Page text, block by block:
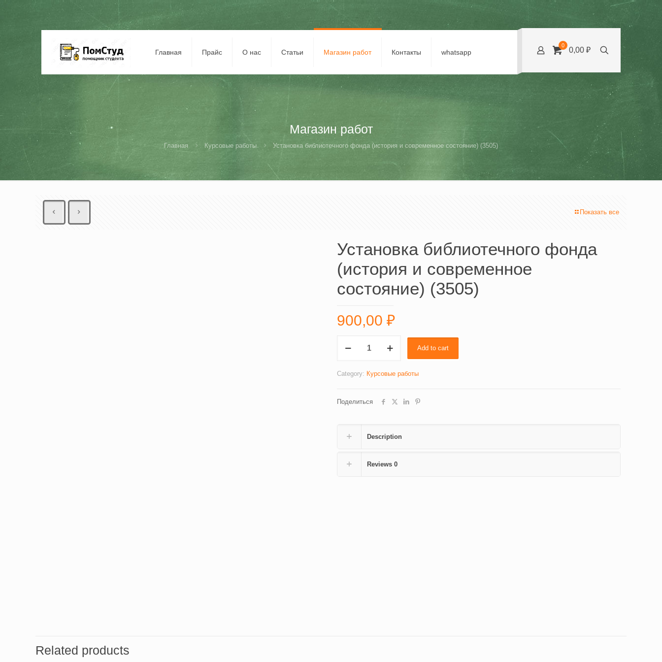
Главная Прайс О нас Статьи Магазин работ Контакты whatsapp
0
0,00 ₽
Магазин работ
Главная Курсовые работы Установка библиотечного фонда (история и современное состояние) (3505)
Показать все
Установка библиотечного фонда
(история и современное
состояние) (3505)
900,00 ₽
библиотечного
(история
состояние)
Add to cart
Category: Курсовые работы
Поделиться
Description
Reviews 0
Related products